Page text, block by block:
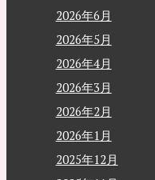
2026年6月
2026年5月
2026年4月
2026年3月
2026年2月
2026年1月
2025年12月